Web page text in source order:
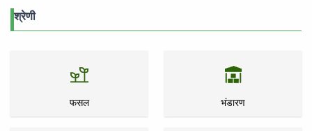
श्रेणी
फसल भंडारण